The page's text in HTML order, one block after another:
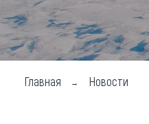
Главная Новости